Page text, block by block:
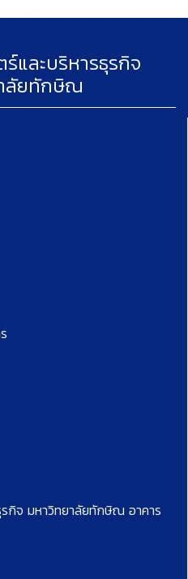
และบริหารธุรกิจ
ลัยทักษิณ
กิจ มหาวิทยาลัยทักษิณ อาคาร